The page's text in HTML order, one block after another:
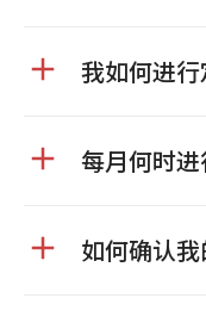
我如何进行
每月何时进
如何确认我